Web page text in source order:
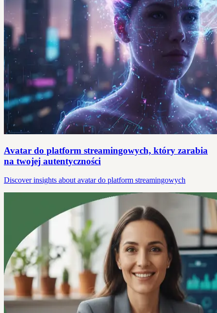
Avatar do platform streamingowych, który zarabia
na twojej autentyczności
Discover insights about avatar do platform streamingowych